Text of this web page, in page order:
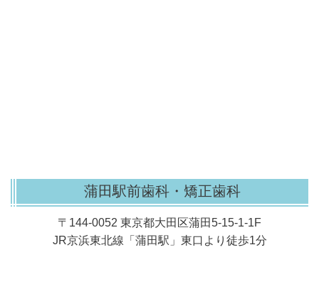
蒲田駅前歯科・矯正歯科
〒144-0052 東京都大田区蒲田5-15-1-1F
JR京浜東北線「蒲田駅」東口より徒歩1分